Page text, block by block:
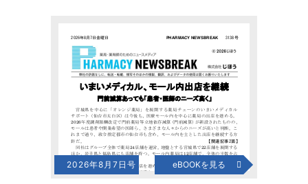
2026年8月7日号 eBOOKを見る